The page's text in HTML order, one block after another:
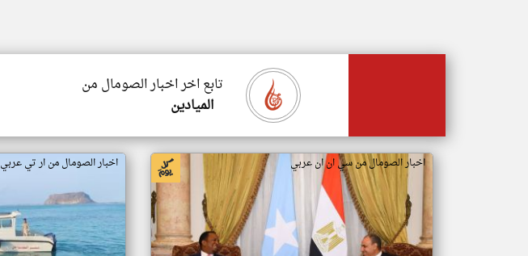
تابع اخر اخبار الصومال من
الميادين
اخبار الصومال من سي ان ان عربي اخبار الصومال من ار تي عربي